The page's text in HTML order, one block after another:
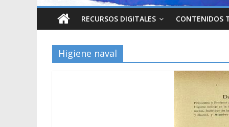
RECURSOS DIGITALES CONTENIDOS
Higiene naval